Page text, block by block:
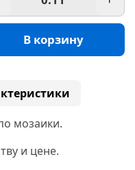
В корзину
мозаики.
и цене.